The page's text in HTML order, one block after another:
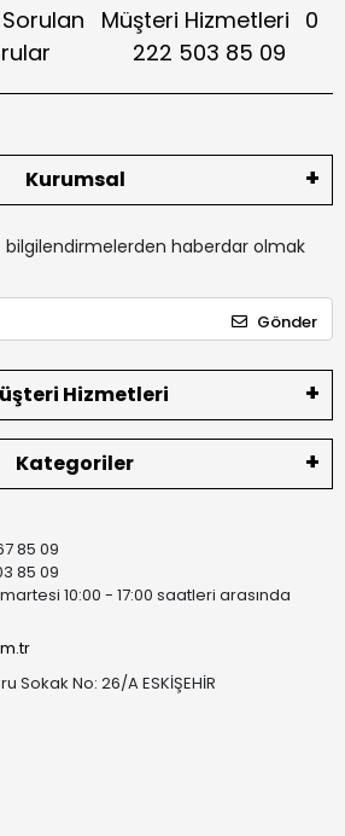
Sorulan
Müşteri Hizmetleri 0
222 503 85 09
Kurumsal
haberdar olmak
Gönder
Hizmetleri
Kategoriler
85 09
85 09
10:00 - 17:00 saatleri arasında
Sokak No: 26/A ESKİŞEHİR